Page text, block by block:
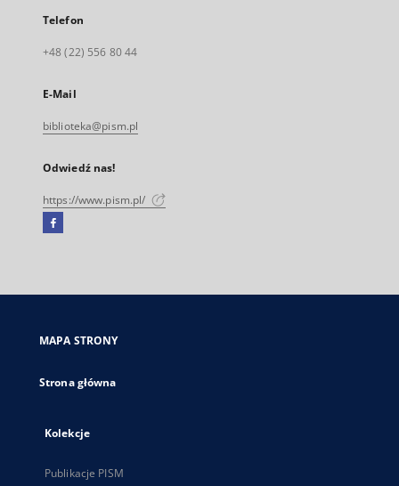
Telefon
+48 (22) 556 80 44
E-Mail
biblioteka@pism.pl
Odwiedź nas!
https://www.pism.pl/
Facebook
się
karcie
MAPA STRONY
Strona główna
Kolekcje
Publikacje PISM